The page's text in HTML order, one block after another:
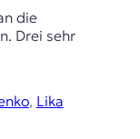
die
Drei sehr
, Lika